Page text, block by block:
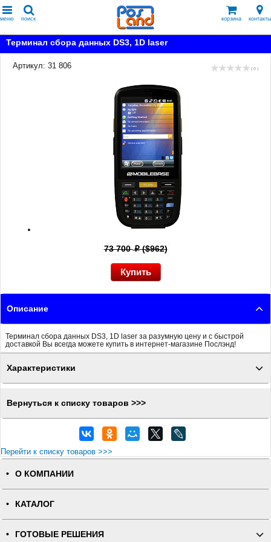
меню поиск корзина контакты
Терминал сбора данных DS3, 1D laser
Артикул: 31 806 ( 0 )
73 700p($962)
Описание
Терминал сбора данных DS3, 1D laser за разумную цену и с быстрой
доставкой Вы всегда можете купить в интернет-магазине Послэнд!
Характеристики
Вернуться к списку товаров >>>
Перейти к списку товаров >>>
О КОМПАНИИ
КАТАЛОГ
ГОТОВЫЕ РЕШЕНИЯ